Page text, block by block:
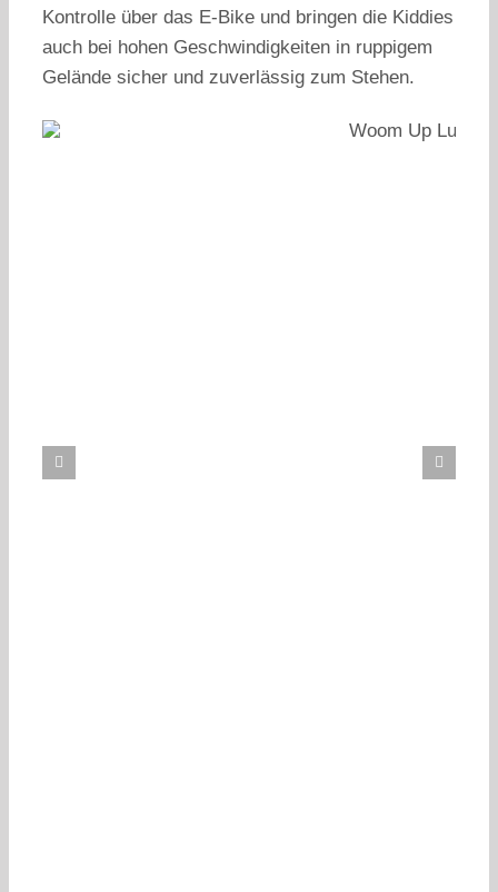
Kontrolle über das E-Bike und bringen die Kiddies
auch bei hohen Geschwindigkeiten in ruppigem
Gelände sicher und zuverlässig zum Stehen.